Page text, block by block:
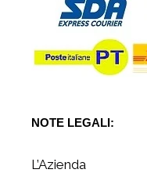
NOTE LEGALI:
L’Azienda